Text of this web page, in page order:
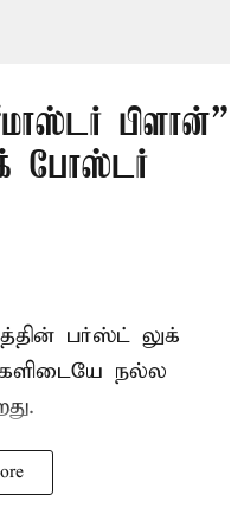
பிளான்”
போஸ்டர்
பர்ஸ்ட் லுக்
நல்ல